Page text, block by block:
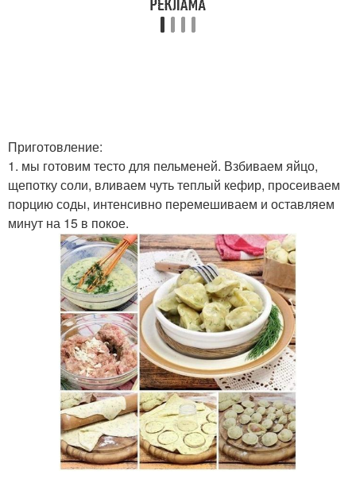
Приготовление:
1. мы готовим тесто для пельменей. Взбиваем яйцо,
щепотку соли, вливаем чуть теплый кефир, просеиваем
порцию соды, интенсивно перемешиваем и оставляем
минут на 15 в покое.